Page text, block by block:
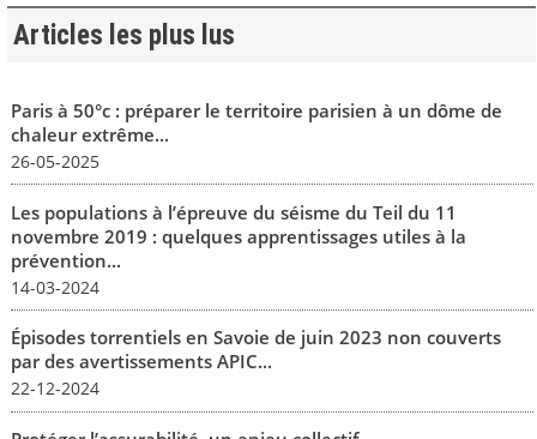
Articles les plus lus
Paris à 50°c : préparer le territoire parisien à un dôme de
chaleur extrême...
26-05-2025
Les populations à l’épreuve du séisme du Teil du 11
novembre 2019 : quelques apprentissages utiles à la
prévention...
14-03-2024
Épisodes torrentiels en Savoie de juin 2023 non couverts
par des avertissements APIC...
22-12-2024